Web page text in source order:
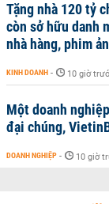
Tặng nhà 120 tỷ
còn sở hữu danh
nhà hàng, phim
KINH DOANH - 10 giờ
Một doanh
đại chúng,
DOANH NGHIỆP - 10 giờ